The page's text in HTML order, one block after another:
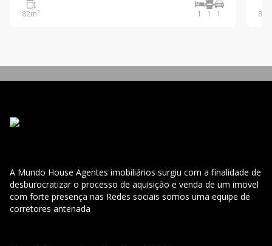
tranquilos e acolhedores de Sorocaba. Ideal para
quem busca qualidade de vida e praticidade no dia a
82m² 1 1 1 82
A Mundo House Agentes imobiliários surgiu com a finalidade de
desburocratizar o processo de aquisição e venda de um imovel
com forte presença nas Redes sociais somos uma equipe de
corretores antenada